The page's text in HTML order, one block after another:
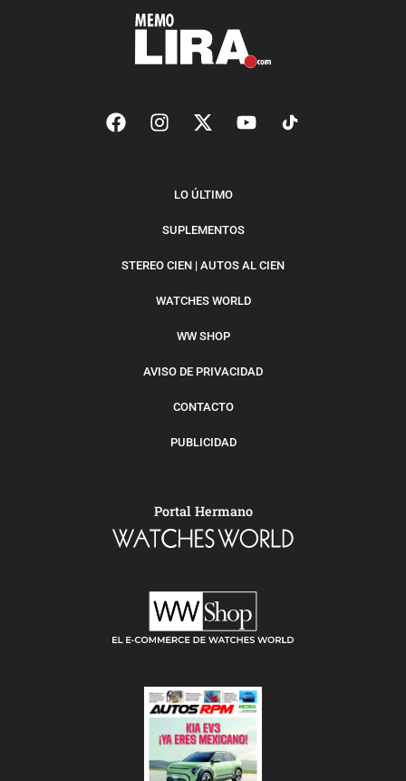
LO ÚLTIMO
SUPLEMENTOS
STEREO CIEN | AUTOS AL CIEN
WATCHES WORLD
WW SHOP
AVISO DE PRIVACIDAD
CONTACTO
PUBLICIDAD
Portal Hermano